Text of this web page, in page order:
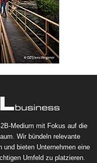
Medium mit Fokus auf die
Wir bündeln relevante
und bieten Unternehmen eine
Umfeld zu platzieren.